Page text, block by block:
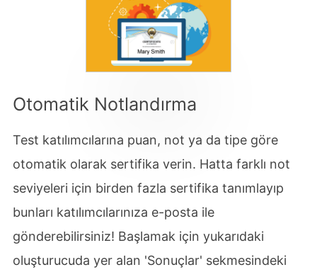
Otomatik Notlandırma
Test katılımcılarına puan, not ya da tipe göre
otomatik olarak sertifika verin. Hatta farklı not
seviyeleri için birden fazla sertifika tanımlayıp
bunları katılımcılarınıza e-posta ile
gönderebilirsiniz! Başlamak için yukarıdaki
oluşturucuda yer alan 'Sonuçlar' sekmesindeki